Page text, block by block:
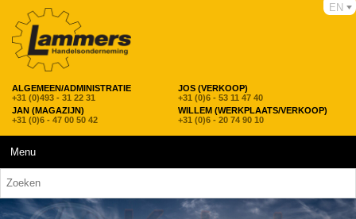
ALGEMEEN/ADMINISTRATIE
+31 (0)493 - 31 22 31
JOS (VERKOOP)
+31 (0)6 - 53 11 47 40
JAN (MAGAZIJN)
+31 (0)6 - 47 00 50 42
WILLEM (WERKPLAATS/VERKOOP)
+31 (0)6 - 20 74 90 10
EN
Menu